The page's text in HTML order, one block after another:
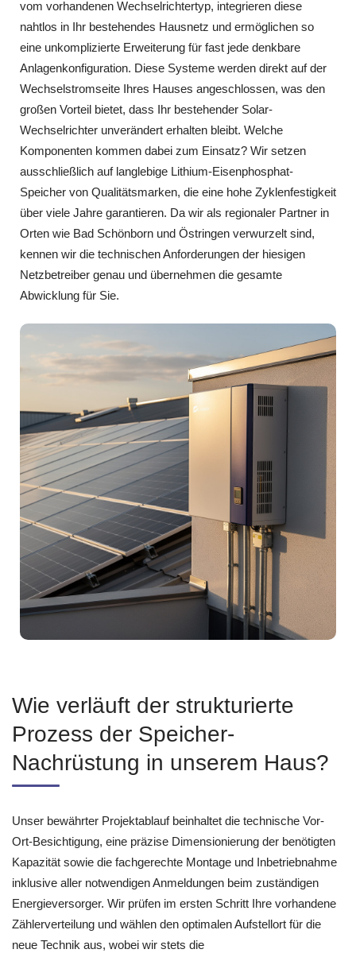
vom vorhandenen Wechselrichtertyp, integrieren diese
nahtlos in Ihr bestehendes Hausnetz und ermöglichen so
eine unkomplizierte Erweiterung für fast jede denkbare
Anlagenkonfiguration. Diese Systeme werden direkt auf der
Wechselstromseite Ihres Hauses angeschlossen, was den
großen Vorteil bietet, dass Ihr bestehender Solar-
Wechselrichter unverändert erhalten bleibt. Welche
Komponenten kommen dabei zum Einsatz? Wir setzen
ausschließlich auf langlebige Lithium-Eisenphosphat-
Speicher von Qualitätsmarken, die eine hohe Zyklenfestigkeit
über viele Jahre garantieren. Da wir als regionaler Partner in
Orten wie Bad Schönborn und Östringen verwurzelt sind,
kennen wir die technischen Anforderungen der hiesigen
Netzbetreiber genau und übernehmen die gesamte
Abwicklung für Sie.
Wie verläuft der strukturierte
Prozess der Speicher-
Nachrüstung in unserem Haus?
Unser bewährter Projektablauf beinhaltet die technische Vor-
Ort-Besichtigung, eine präzise Dimensionierung der benötigten
Kapazität sowie die fachgerechte Montage und Inbetriebnahme
inklusive aller notwendigen Anmeldungen beim zuständigen
Energieversorger. Wir prüfen im ersten Schritt Ihre vorhandene
Zählerverteilung und wählen den optimalen Aufstellort für die
neue Technik aus, wobei wir stets die